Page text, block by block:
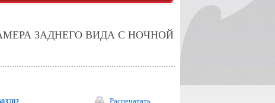
ЗАДНЕГО ВИДА С НОЧНОЙ
Распечатать